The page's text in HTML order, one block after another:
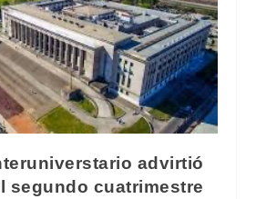
advirtió
segundo cuatrimestre